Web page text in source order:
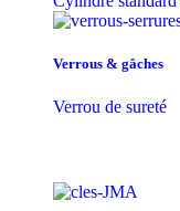
Verrous & gâches
Verrou de sureté